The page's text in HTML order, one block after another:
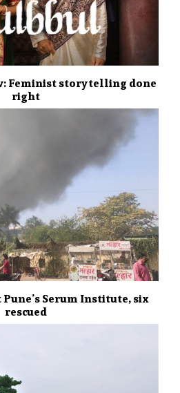
Feminist storytelling done
right
Serum Institute, six
rescued